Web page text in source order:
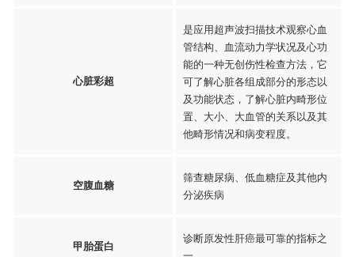
心脏彩超
是应用超声波扫描技术观察心血
管结构、血流动力学状况及心功
能的一种无创伤性检查方法，它
可了解心脏各组成部分的形态以
及功能状态，了解心脏内畸形位
置、大小、大血管的关系以及其
他畸形情况和病变程度。
空腹血糖
筛查糖尿病、低血糖症及其他内
分泌疾病
甲胎蛋白
诊断原发性肝癌最可靠的指标之